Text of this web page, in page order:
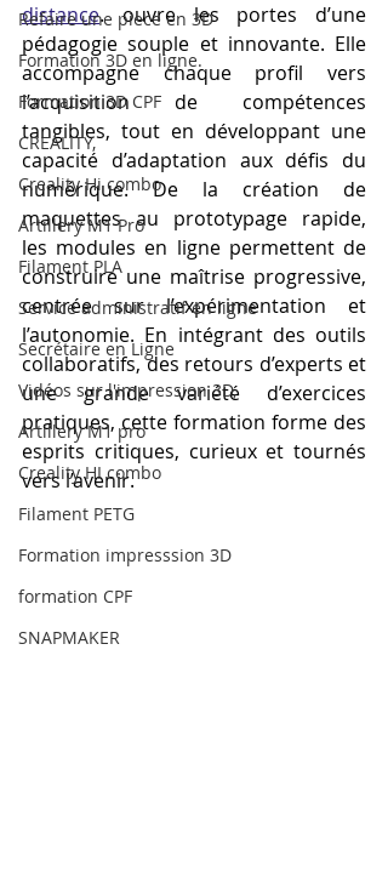
Refaire une piece en 3D
Formation 3D en ligne.
Formation 3D CPF
CREALITY,
Creality Hi combo
Artillery M1 Pro
Filament PLA
Service administratif en ligne
Secrétaire en Ligne
Vidéos sur l'impression 3D,
Artillery M1 pro
Creality HI combo
Filament PETG
Formation impresssion 3D
formation CPF
SNAPMAKER
distance. ouvre les portes d’une
pédagogie souple et innovante. Elle
accompagne chaque profil vers
l’acquisition de compétences
tangibles, tout en développant une
capacité d’adaptation aux défis du
numérique. De la création de
maquettes au prototypage rapide,
les modules en ligne permettent de
construire une maîtrise progressive,
centrée sur l’expérimentation et
l’autonomie. En intégrant des outils
collaboratifs, des retours d’experts et
une grande variété d’exercices
pratiques, cette formation forme des
esprits critiques, curieux et tournés
vers l’avenir.